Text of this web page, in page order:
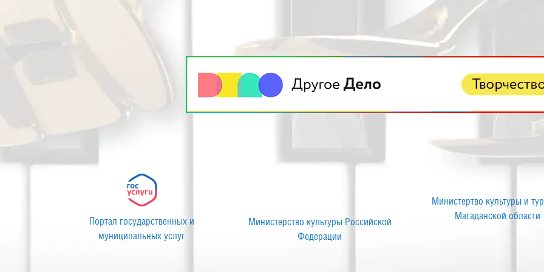
Муниципальное автономное учреждение
культуры «Центр культуры»
Портал государственных и
муниципальных услуг
Министерство культуры